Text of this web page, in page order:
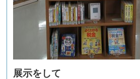
展示をして